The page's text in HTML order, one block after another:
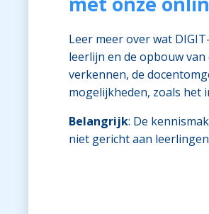
Leer meer over wat
leerlijn en de opbouw
verkennen, de
mogelijkheden, zoals het
Belangrijk: De
niet gericht aan